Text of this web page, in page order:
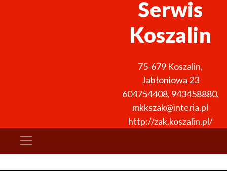
Serwis
Koszalin
75-679 Koszalin,
Jabłoniowa 23
604754408, 943458880,
mkkszak@interia.pl
http://zak.koszalin.pl/